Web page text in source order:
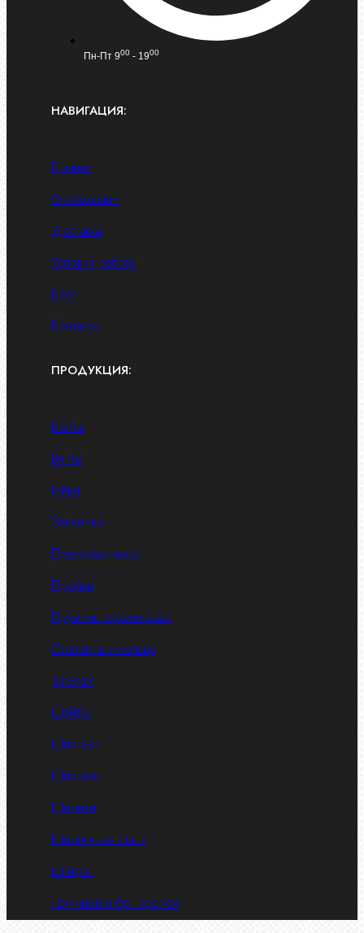
Пн-Пт 900 - 1900
НАВИГАЦИЯ:
Главная
О компании
Доставка
Условия работы
Блог
Контакты
ПРОДУКЦИЯ:
Болты
Винты
Гайки
Заклепки
Пресс-масленки
Пробки
Пружины тарельчатые
Стопорные кольца
Такелаж
Шайбы
Шпильки
Шплинты
Шпонки
Шпоночная сталь
Штифты
Латунный и бр. крепеж